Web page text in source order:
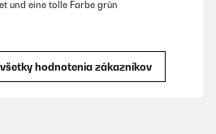
und eine tolle Farbe grün
hodnotenia zákazníkov